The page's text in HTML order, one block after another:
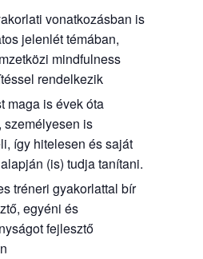
vonatkozásban is
jelenlét témában,
mindfulness
rendelkezik
maga is évek óta
személyesen is
így hitelesen és saját
(is) tudja tanítani.
tréneri gyakorlattal bír
egyéni és
fejlesztő